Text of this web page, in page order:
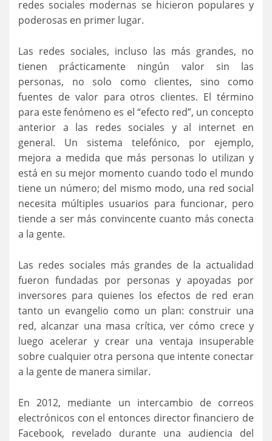
redes sociales modernas se hicieron populares y
poderosas en primer lugar.
Las redes sociales, incluso las más grandes, no
tienen prácticamente ningún valor sin las
personas, no solo como clientes, sino como
fuentes de valor para otros clientes. El término
para este fenómeno es el “efecto red”, un concepto
anterior a las redes sociales y al internet en
general. Un sistema telefónico, por ejemplo,
mejora a medida que más personas lo utilizan y
está en su mejor momento cuando todo el mundo
tiene un número; del mismo modo, una red social
necesita múltiples usuarios para funcionar, pero
tiende a ser más convincente cuanto más conecta
a la gente.
Las redes sociales más grandes de la actualidad
fueron fundadas por personas y apoyadas por
inversores para quienes los efectos de red eran
tanto un evangelio como un plan: construir una
red, alcanzar una masa crítica, ver cómo crece y
luego acelerar y crear una ventaja insuperable
sobre cualquier otra persona que intente conectar
a la gente de manera similar.
En 2012, mediante un intercambio de correos
electrónicos con el entonces director financiero de
Facebook, revelado durante una audiencia del